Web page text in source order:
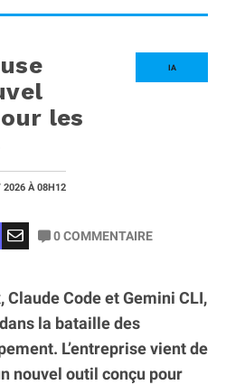
IA
les
2026 À 08H12
0COMMENTAIRE
Claude Code et Gemini CLI,
la bataille des
L’entreprise vient de
nouvel outil conçu pour